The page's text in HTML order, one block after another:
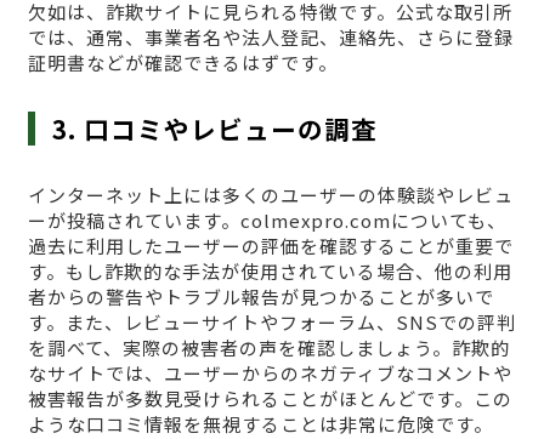
欠如は、詐欺サイトに見られる特徴です。公式な取引所
では、通常、事業者名や法人登記、連絡先、さらに登録
証明書などが確認できるはずです。
3. 口コミやレビューの調査
インターネット上には多くのユーザーの体験談やレビュ
ーが投稿されています。colmexpro.comについても、
過去に利用したユーザーの評価を確認することが重要で
す。もし詐欺的な手法が使用されている場合、他の利用
者からの警告やトラブル報告が見つかることが多いで
す。また、レビューサイトやフォーラム、SNSでの評判
を調べて、実際の被害者の声を確認しましょう。詐欺的
なサイトでは、ユーザーからのネガティブなコメントや
被害報告が多数見受けられることがほとんどです。この
ような口コミ情報を無視することは非常に危険です。